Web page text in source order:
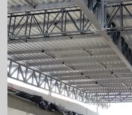
EXECUÇÃO DE
GARAGEM DE